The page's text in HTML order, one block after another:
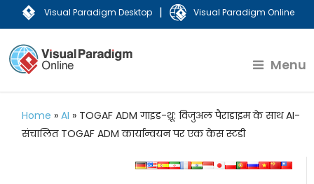
Visual Paradigm Desktop | Visual Paradigm Online
Menu
Home »AI » TOGAF ADM गाइड-थ्रू: विजुअल पैराडाइम के साथ AI-
संचालित TOGAF ADM कार्यान्वयन पर एक केस स्टडी